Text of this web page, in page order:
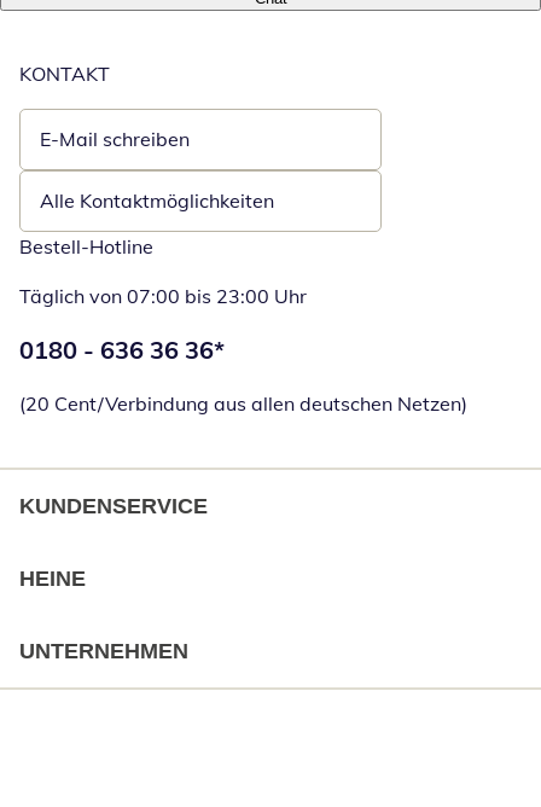
KONTAKT
E-Mail schreiben
Öffnet E-Mail-Client
Alle Kontaktmöglichkeiten
Bestell-Hotline
Täglich von 07:00 bis 23:00 Uhr
Telefonnummer:
0180 - 636 36 36*
(20 Cent/Verbindung aus allen deutschen Netzen)
KUNDENSERVICE
HEINE
UNTERNEHMEN